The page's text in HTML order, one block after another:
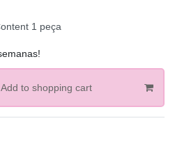
1 peça
Add to shopping cart